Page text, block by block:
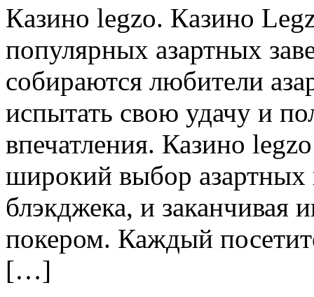
Кaзинo legzo. Кaзинo
популярных азартных
собираются любители
испытать свою удачу и
впечатления. Казино
широкий выбор азартных
блэкджека, и заканчивая
покером. Каждый
[…]